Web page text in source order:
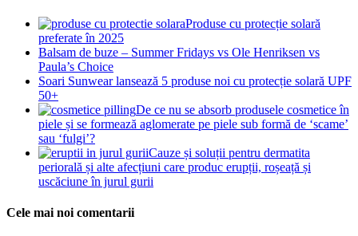
Produse cu protecție solară
preferate în 2025
Balsam de buze – Summer Fridays vs Ole Henriksen vs
Paula’s Choice
Soari Sunwear lansează 5 produse noi cu protecție solară UPF
50+
De ce nu se absorb produsele cosmetice în
piele și se formează aglomerate pe piele sub formă de ‘scame’
sau ‘fulgi’?
Cauze și soluții pentru dermatita
periorală și alte afecțiuni care produc erupții, roșeață și
uscăciune în jurul gurii
Cele mai noi comentarii